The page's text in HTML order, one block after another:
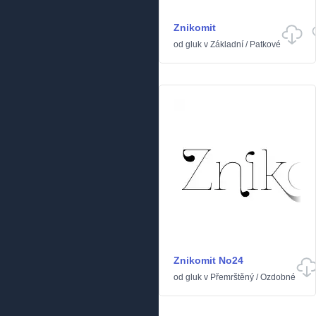
Znikomit
od gluk v Základní / Patkové
Znikomit No24
od gluk v Přemrštěný /Ozdobné